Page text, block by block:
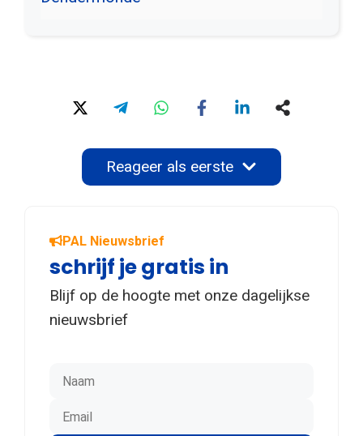
Reageer als eerste
PAL Nieuwsbrief
schrijf je gratis in
Blijf op de hoogte met onze dagelijkse
nieuwsbrief